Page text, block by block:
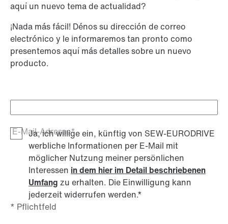
aquí un nuevo tema de actualidad?
¡Nada más fácil! Dénos su dirección de correo
electrónico y le informaremos tan pronto como
presentemos aquí más detalles sobre un nuevo
producto.
E-Mail-Adresse*
Ja, ich willige ein, künftig von SEW-EURODRIVE
werbliche Informationen per E-Mail mit
möglicher Nutzung meiner persönlichen
Interessen in dem hier im Detail beschriebenen
Umfang zu erhalten. Die Einwilligung kann
jederzeit widerrufen werden.*
* Pflichtfeld